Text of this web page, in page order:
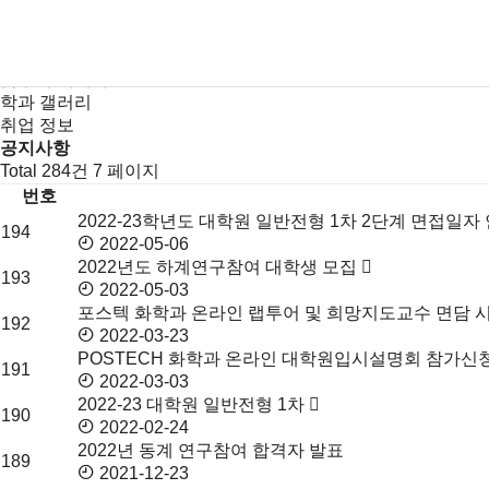
학과 갤러리
취업 정보
공지사항
Total 284건 7 페이지
공
사
목
번호
194
2022-23학년도 대학원 일반전형 1차 2단계 면접일자
2022-05-06
193
2022년도 하계연구참여 대학생 모집
2022-05-03
192
포스텍 화학과 온라인 랩투어 및 희망지도교수 면담
2022-03-23
191
POSTECH 화학과 온라인 대학원입시설명회 참가신
2022-03-03
190
2022-23 대학원 일반전형 1차
2022-02-24
189
2022년 동계 연구참여 합격자 발표
2021-12-23